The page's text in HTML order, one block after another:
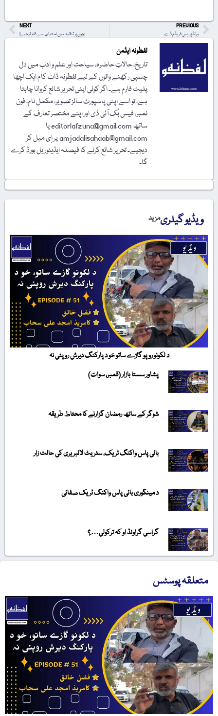
PREVIOUS
ورلڈ پریس فریڈم ڈے
NEXT
بچوں پر تنقید میں احتیاط سے کام لیجیے!
لفظونہ ایڈمن
تاریخ، حالاتِ حاضرہ، سیاحت اور علم و ادب میں دل
چسپی رکھنے والوں کے لیے لفظونہ ڈاٹ کام ایک اچھا
پلیٹ فارم ہے۔ اگر کوئی اپنی تحریر شائع کروانا چاہتا
ہے، تو اسے اپنی پاسپورٹ سائز تصویر، مکمل نام، فون
نمبر، فیس بُک آئی ڈی اور اپنے مختصر تعارف کے
ساتھ editorlafzuna@gmail.com یا
amjadalisahaab@gmail.com پر اِی میل کر
دیجیے۔ تحریر شائع کرنے کا فیصلہ ایڈیٹوریل بورڈ کرے
گا۔
ویڈیو گیلریمزید
د لکونو روپو گاڑے ساتو خو د پارکنگ دیرش روپئی نہ
پشاور سستا بازار (قمبر، سوات)
شوگر کے ساتھ رمضان گزارنے کا محتاط طریقہ
بائی پاس واکنگ ٹریک، سٹریٹ لائبریری کی حالت زار
د مینگوری بائی پاس واکنگ ٹریک صفائی
گراسی گراونڈ او کہ ترکولی….؟
متعلقہ پوسٹس